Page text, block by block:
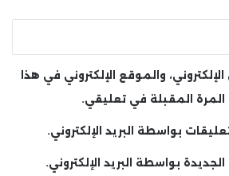
والموقع الإلكتروني في هذا
المرة المقبلة في تعليقي.
بواسطة البريد الإلكتروني.
بواسطة البريد الإلكتروني.